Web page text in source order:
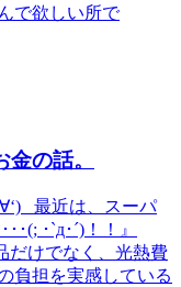
で欲しい所で
の話。
最近は、スーパ
(; ･`д･´)！！』
だけでなく、光熱費
負担を実感している